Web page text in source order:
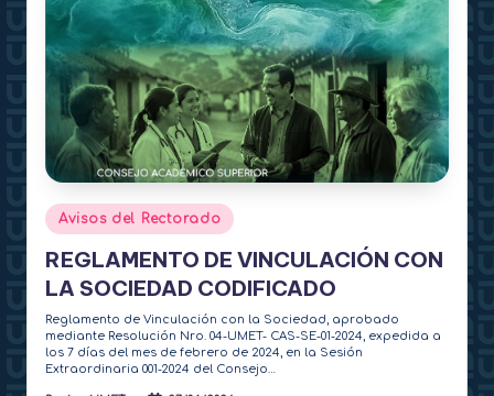
Publicado
en
Avisos del Rectorado
REGLAMENTO DE VINCULACIÓN CON
LA SOCIEDAD CODIFICADO
Reglamento de Vinculación con la Sociedad, aprobado
mediante Resolución Nro. 04-UMET- CAS-SE-01-2024, expedida a
los 7 días del mes de febrero de 2024, en la Sesión
Extraordinaria 001-2024 del Consejo…